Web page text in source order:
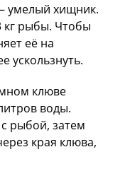
умелый хищник.
кг рыбы. Чтобы
её на
ускользнуть.
клюве
воды.
рыбой, затем
края клюва,